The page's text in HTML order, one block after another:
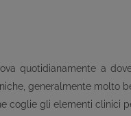
quotidianamente a
generalmente molto
coglie gli elementi clinici